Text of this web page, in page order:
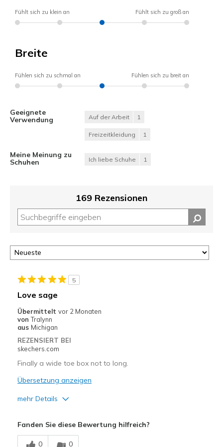
Fühlt sich zu klein an Fühlt sich zu groß an
Breite
Fühlen sich zu schmal an Fühlen sich zu breit an
Geeignete
Verwendung
Auf der Arbeit 1
Freizeitkleidung 1
Meine Meinung zu
Schuhen
Ich liebe Schuhe 1
169 Rezensionen
5
Love sage
Übermittelt vor 2 Monaten
von Tralynn
aus Michigan
REZENSIERT BEI
skechers.com
Finally a wide toe box not to long.
Übersetzung anzeigen
mehr Details
Fanden Sie diese Bewertung hilfreich?
0 0